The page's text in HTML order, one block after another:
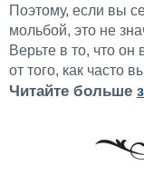
Поэтому, если вы
мольбой, это не
Верьте в то, что он
от того, как часто
Читайте больше